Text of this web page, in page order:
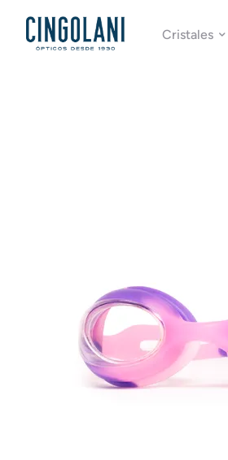
Cristales